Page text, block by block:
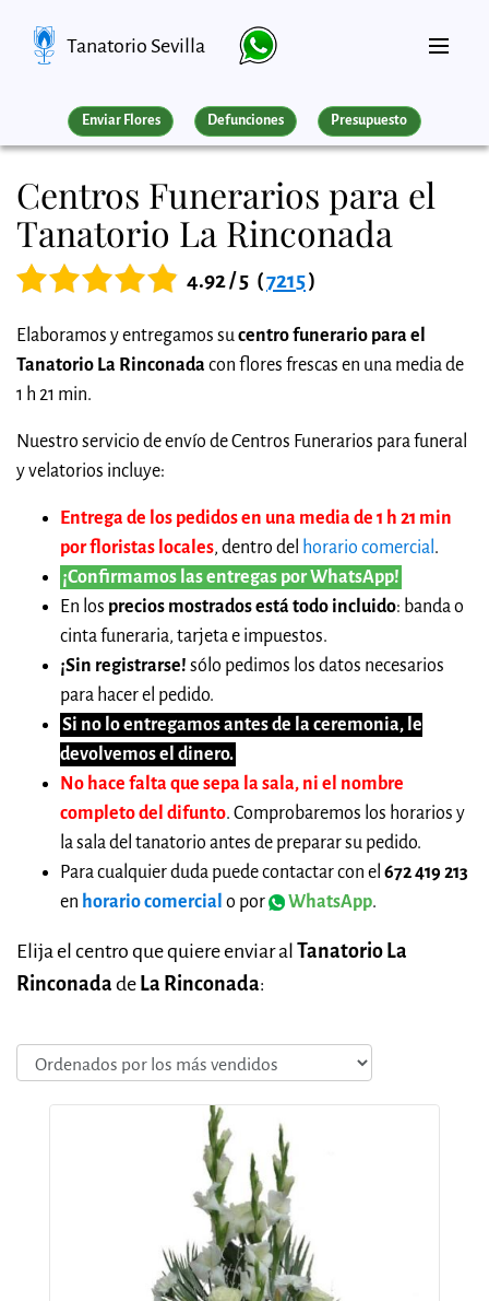
Tanatorio Sevilla
Enviar Flores Defunciones Presupuesto
Centros Funerarios para el
Tanatorio La Rinconada
4.92 / 5 (7215)
Elaboramos y entregamos sucentro funerario para el
Tanatorio La Rinconadacon flores frescas en una media de
1 h 21 min.
Nuestro servicio de envío de Centros Funerarios para funeral
y velatorios incluye:
Entrega de los pedidos en una media de 1 h 21 min
por floristas locales, dentro del horario comercial .
¡Confirmamos las entregas por WhatsApp!
En los precios mostrados está todo incluido: banda o
cinta funeraria, tarjeta e impuestos.
¡Sin registrarse! sólo pedimos los datos necesarios
para hacer el pedido.
Si no lo entregamos antes de la ceremonia, le
devolvemos el dinero.
No hace falta que sepa la sala, ni el nombre
completo del difunto. Comprobaremos los horarios y
la sala del tanatorio antes de preparar su pedido.
Para cualquier duda puede contactar con el 672 419 213
en horario comercial o por WhatsApp.
Elija el centro que quiere enviar al Tanatorio La
Rinconada de La Rinconada: